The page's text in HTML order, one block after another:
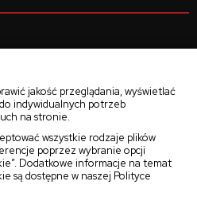
jakość przeglądania, wyświetlać
indywidualnych potrzeb
na stronie.
wszystkie rodzaje plików
poprzez wybranie opcji
Dodatkowe informacje na temat
są dostępne w naszej Polityce